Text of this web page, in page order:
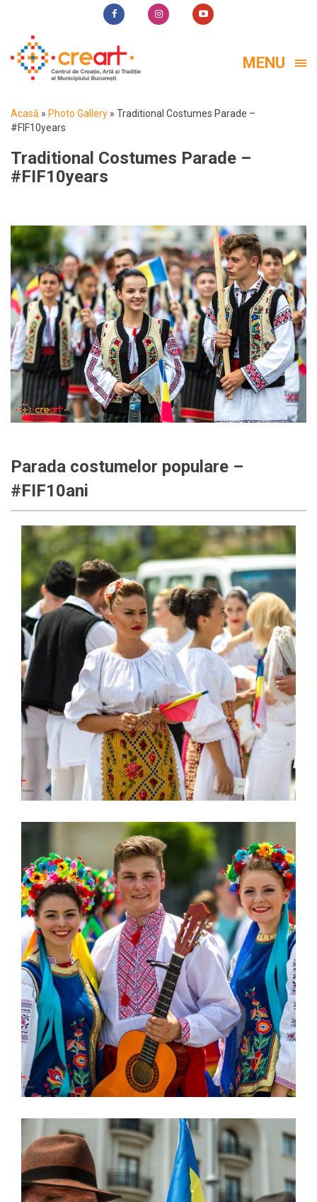
MENU
Acasă » Photo Gallery » Traditional Costumes Parade –
#FIF10years
Traditional Costumes Parade –
#FIF10years
Parada costumelor populare –
#FIF10ani